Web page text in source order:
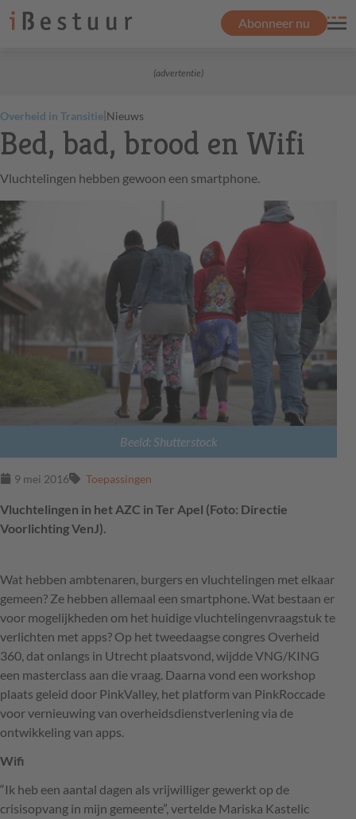
Abonneer nu
(advertentie)
Overheid in Transitie|Nieuws
Bed, bad, brood en Wifi
Vluchtelingen hebben gewoon een smartphone.
Beeld: Shutterstock
9 mei 2016 Toepassingen
Vluchtelingen in het AZC in Ter Apel (Foto: Directie
Voorlichting VenJ).
Wat hebben ambtenaren, burgers en vluchtelingen met elkaar
gemeen? Ze hebben allemaal een smartphone. Wat bestaan er
voor mogelijkheden om het huidige vluchtelingenvraagstuk te
verlichten met apps? Op het tweedaagse congres Overheid
360, dat onlangs in Utrecht plaatsvond, wijddeVNG/KING
een masterclass aan die vraag. Daarna vond een workshop
plaats geleid door PinkValley, het platform van PinkRoccade
voor vernieuwing van overheidsdienstverlening via de
ontwikkeling van apps.
Wifi
“Ik heb een aantal dagen als vrijwilliger gewerkt op de
crisisopvang in mijn gemeente”, vertelde Mariska Kastelic